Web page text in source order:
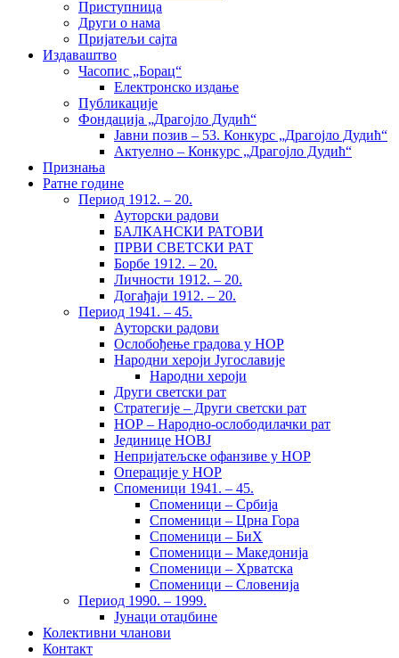
Приступница
Други о нама
Пријатељи сајта
Издаваштво
Часопис „Борац“
Електронско издање
Публикације
Фондација „Драгојло Дудић“
Јавни позив – 53. Конкурс „Драгојло Дудић“
Актуелно – Конкурс „Драгојло Дудић“
Признања
Ратне године
Период 1912. – 20.
Ауторски радови
БАЛКАНСКИ РАТОВИ
ПРВИ СВЕТСКИ РАТ
Борбе 1912. – 20.
Личности 1912. – 20.
Догађаји 1912. – 20.
Период 1941. – 45.
Ауторски радови
Ослобођење градова у НОР
Народни хероји Југославије
Народни хероји
Други светски рат
Стратегије – Други светски рат
НОР – Народно-ослободилачки рат
Јединице НОВЈ
Непријатељске офанзиве у НОР
Операције у НОР
Споменици 1941. – 45.
Споменици – Србија
Споменици – Црна Гора
Споменици – БиХ
Споменици – Македонија
Споменици – Хрватска
Споменици – Словенија
Период 1990. – 1999.
Јунаци отаџбине
Колективни чланови
Контакт